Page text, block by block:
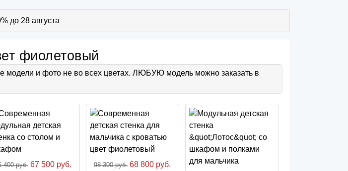
до 28 августа
фиолетовый
модели и фото не во всех цветах. ЛЮБУЮ модель можно заказать в
400 руб. 67 500 руб. 98 300 руб. 68 800 руб.